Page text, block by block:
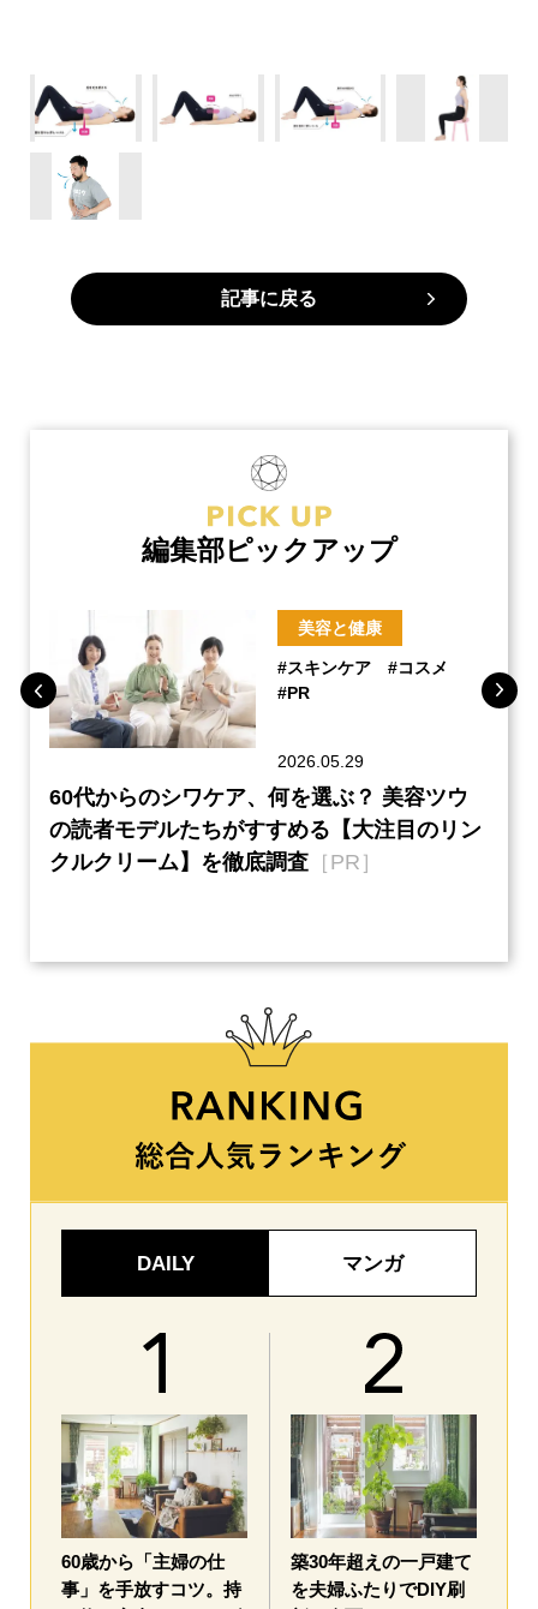
記事に戻る
編集部ピックアップ
美容と健康
#スキンケア
#コスメ
#PR
2026.05.29
60代からのシワケア、何を選ぶ？ 美容ツウ
の読者モデルたちがすすめる【大注目のリン
クルクリーム】を徹底調査 ［PR］
DAILY マンガ
60歳から「主婦の仕
事」を手放すコツ。持
築30年超えの一戸建て
を夫婦ふたりでDIY刷